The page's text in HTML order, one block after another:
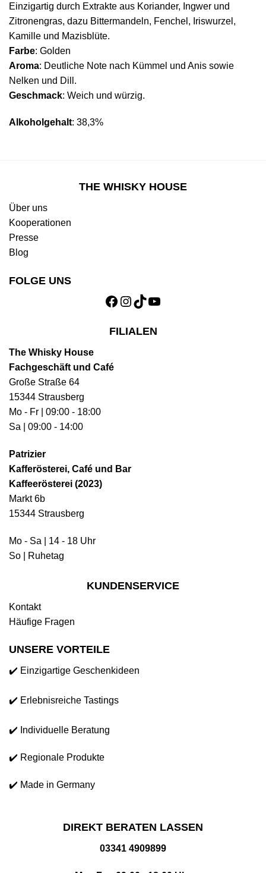
Einzigartig durch Extrakte aus Koriander, Ingwer und
Zitronengras, dazu Bittermandeln, Fenchel, Iriswurzel,
Kamille und Mazisblüte.
Farbe: Golden
Aroma: Deutliche Note nach Kümmel und Anis sowie
Nelken und Dill.
Geschmack: Weich und würzig.
Alkoholgehalt: 38,3%
THE WHISKY HOUSE
Über uns
Kooperationen
Presse
Blog
FOLGE UNS
Facebook
Instagram
TikTokYouTube
FILIALEN
The Whisky House
Fachgeschäft und Café
Große Straße 64
15344 Strausberg
Mo - Fr | 09:00 - 18:00
Sa | 09:00 - 14:00
Patrizier
Kafferösterei, Café und Bar
Kaffeerösterei (2023)
Markt 6b
15344 Strausberg
Mo - Sa | 14 - 18 Uhr
So | Ruhetag
KUNDENSERVICE
Kontakt
Häufige Fragen
UNSERE VORTEILE
✔️ Einzigartige Geschenkideen
✔️ Erlebnisreiche Tastings
✔️ Individuelle Beratung
✔️ Regionale Produkte
✔️ Made in Germany
DIREKT BERATEN LASSEN
03341 4909899